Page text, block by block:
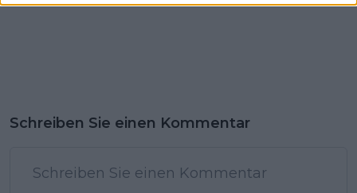
Schreiben Sie einen Kommentar